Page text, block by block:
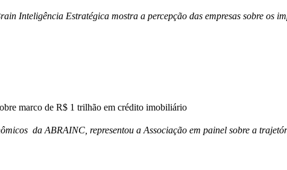
Inteligência Estratégica mostra a percepção das empresas sobre os
marco de R$ 1 trilhão em crédito imobiliário
da ABRAINC, representou a Associação em painel sobre a